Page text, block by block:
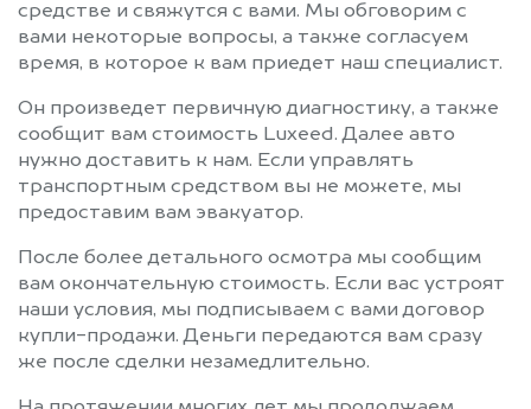
средстве и свяжутся с вами. Мы обговорим с
вами некоторые вопросы, а также согласуем
время, в которое к вам приедет наш специалист.
Он произведет первичную диагностику, а также
сообщит вам стоимость Luxeed. Далее авто
нужно доставить к нам. Если управлять
транспортным средством вы не можете, мы
предоставим вам эвакуатор.
После более детального осмотра мы сообщим
вам окончательную стоимость. Если вас устроят
наши условия, мы подписываем с вами договор
купли-продажи. Деньги передаются вам сразу
же после сделки незамедлительно.